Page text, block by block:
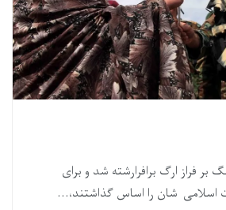
فراز ارگ برافرارشته شد و برای
اسلامی شان را اساس گذاشتند،...